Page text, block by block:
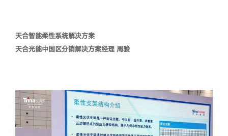
天合智能柔性系统解决方案
天合光能中国区分销解决方案经理 周骏